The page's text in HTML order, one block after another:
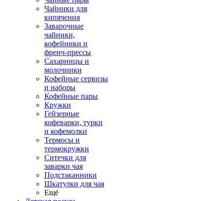
Чайники для
кипячения
Заварочные
чайники,
кофейники и
френч-прессы
Сахарницы и
молочники
Кофейные сервизы
и наборы
Кофейные пары
Кружки
Гейзерные
кофеварки, турки
и кофемолки
Термосы и
термокружки
Ситечки для
заварки чая
Подстаканники
Шкатулки для чая
Ещё